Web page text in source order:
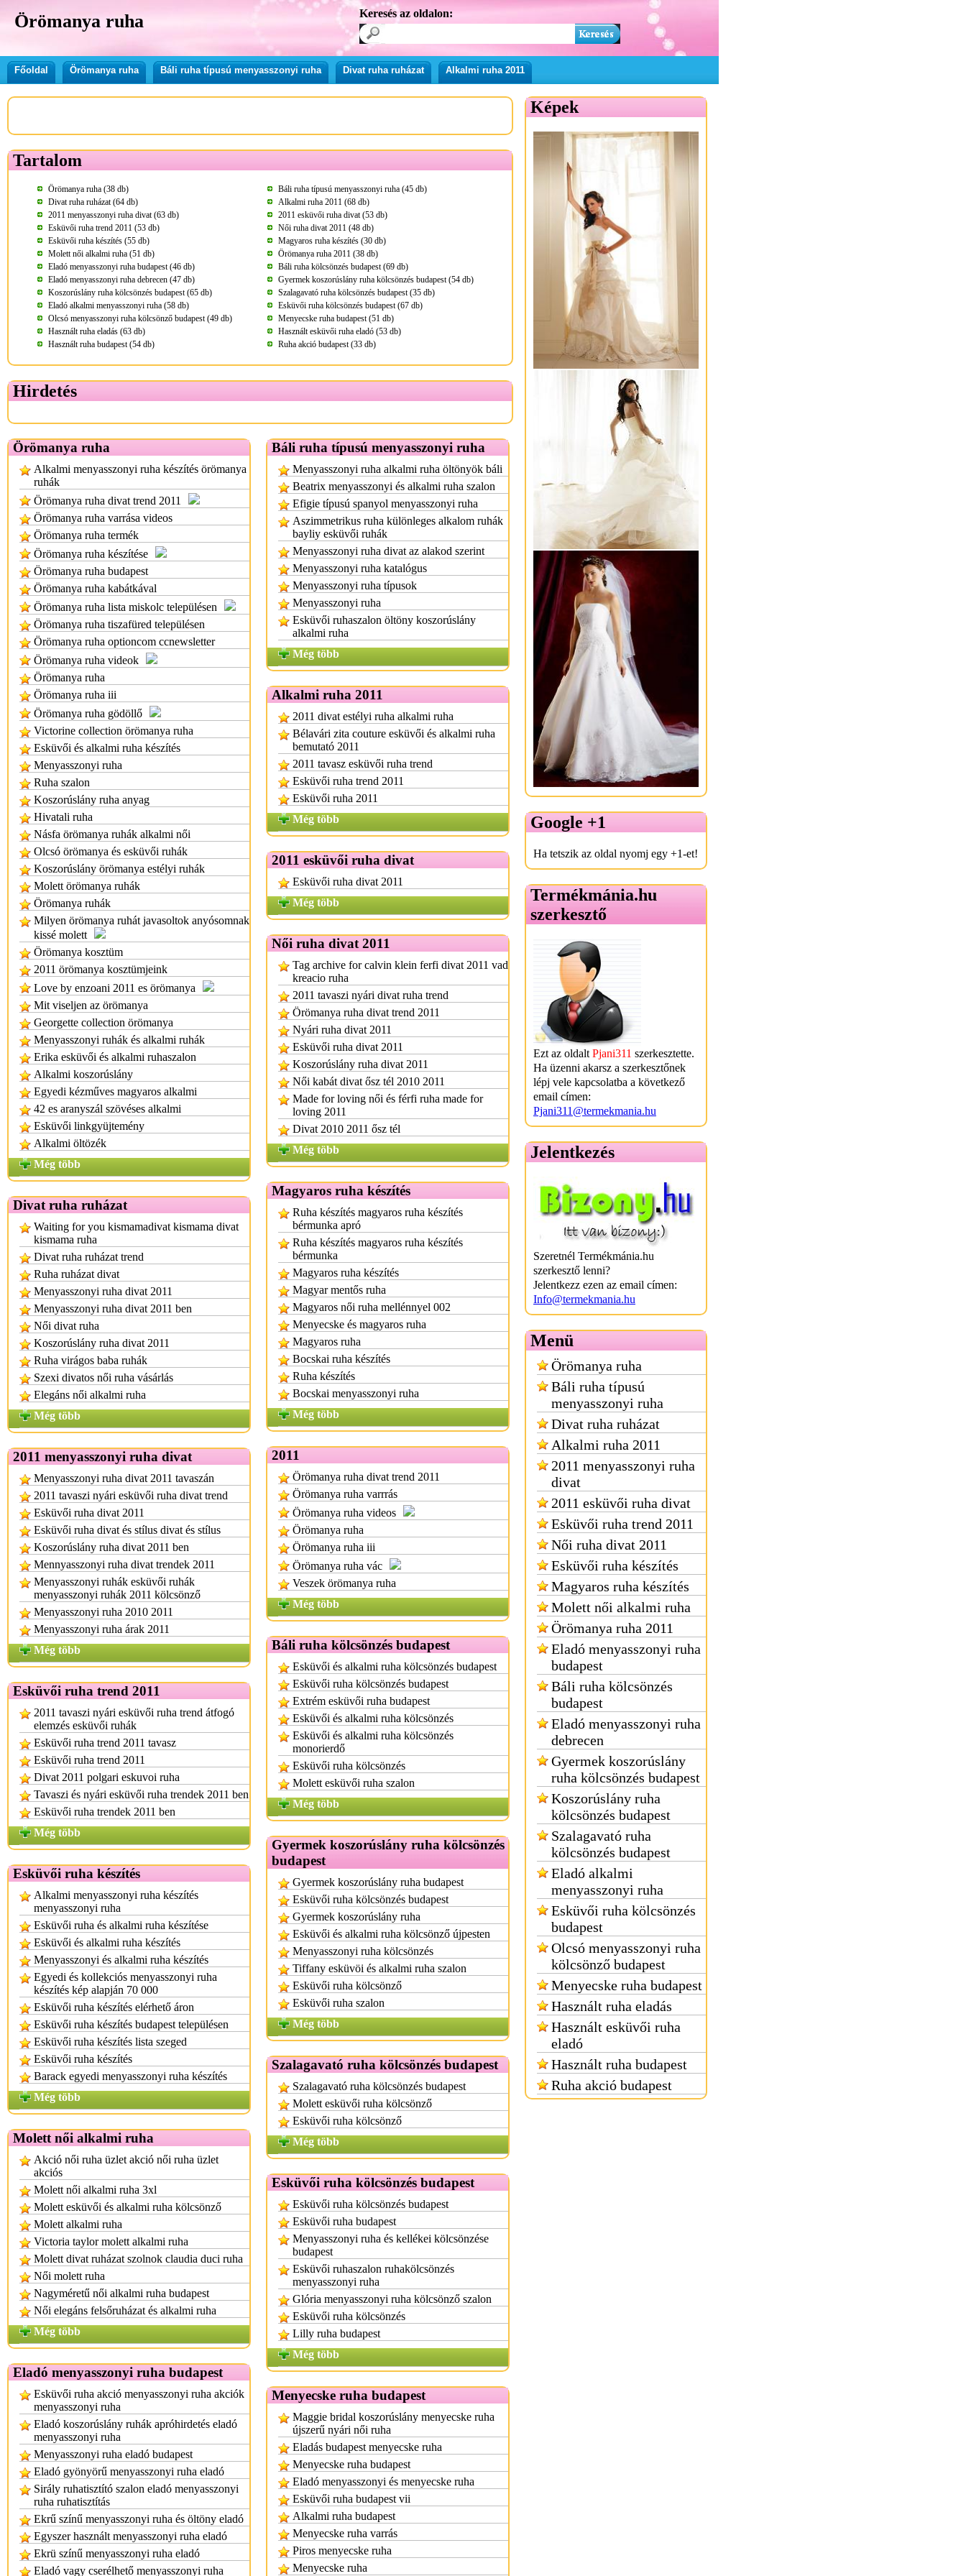
Örömanya ruha Keresés az oldalon:
Főoldal Örömanya ruha Báli ruha típusú menyasszonyi ruha Divat ruha ruházat Alkalmi ruha 2011
Tartalom
Örömanya ruha (38 db)
Báli ruha típusú menyasszonyi ruha (45 db)
Divat ruha ruházat (64 db)
Alkalmi ruha 2011 (68 db)
2011 menyasszonyi ruha divat (63 db)
2011 esküvői ruha divat (53 db)
Esküvői ruha trend 2011 (53 db)
Női ruha divat 2011 (48 db)
Esküvői ruha készítés (55 db)
Magyaros ruha készítés (30 db)
Molett női alkalmi ruha (51 db)
Örömanya ruha 2011 (38 db)
Eladó menyasszonyi ruha budapest (46 db)
Báli ruha kölcsönzés budapest (69 db)
Eladó menyasszonyi ruha debrecen (47 db)
Gyermek koszorúslány ruha kölcsönzés budapest (54 db)
Koszorúslány ruha kölcsönzés budapest (65 db)
Szalagavató ruha kölcsönzés budapest (35 db)
Eladó alkalmi menyasszonyi ruha (58 db)
Esküvői ruha kölcsönzés budapest (67 db)
Olcsó menyasszonyi ruha kölcsönző budapest (49 db)
Menyecske ruha budapest (51 db)
Használt ruha eladás (63 db)
Használt esküvői ruha eladó (53 db)
Használt ruha budapest (54 db)
Ruha akció budapest (33 db)
Hirdetés
Örömanya ruha
Alkalmi menyasszonyi ruha készítés örömanya
ruhák
Örömanya ruha divat trend 2011
Örömanya ruha varrása videos
Örömanya ruha termék
Örömanya ruha készítése
Örömanya ruha budapest
Örömanya ruha kabátkával
Örömanya ruha lista miskolc településen
Örömanya ruha tiszafüred településen
Örömanya ruha optioncom ccnewsletter
Örömanya ruha videok
Örömanya ruha
Örömanya ruha iii
Örömanya ruha gödöllő
Victorine collection örömanya ruha
Esküvői és alkalmi ruha készítés
Menyasszonyi ruha
Ruha szalon
Koszorúslány ruha anyag
Hivatali ruha
Násfa örömanya ruhák alkalmi női
Olcsó örömanya és esküvői ruhák
Koszorúslány örömanya estélyi ruhák
Molett örömanya ruhák
Örömanya ruhák
Milyen örömanya ruhát javasoltok anyósomnak
kissé molett
Örömanya kosztüm
2011 örömanya kosztümjeink
Love by enzoani 2011 es örömanya
Mit viseljen az örömanya
Georgette collection örömanya
Menyasszonyi ruhák és alkalmi ruhák
Erika esküvői és alkalmi ruhaszalon
Alkalmi koszorúslány
Egyedi kézműves magyaros alkalmi
42 es aranyszál szövéses alkalmi
Esküvői linkgyüjtemény
Alkalmi öltözék
Még több
Divat ruha ruházat
Waiting for you kismamadivat kismama divat
kismama ruha
Divat ruha ruházat trend
Ruha ruházat divat
Menyasszonyi ruha divat 2011
Menyasszonyi ruha divat 2011 ben
Női divat ruha
Koszorúslány ruha divat 2011
Ruha virágos baba ruhák
Szexi divatos női ruha vásárlás
Elegáns női alkalmi ruha
Még több
2011 menyasszonyi ruha divat
Menyasszonyi ruha divat 2011 tavaszán
2011 tavaszi nyári esküvői ruha divat trend
Esküvői ruha divat 2011
Esküvői ruha divat és stílus divat és stílus
Koszorúslány ruha divat 2011 ben
Mennyasszonyi ruha divat trendek 2011
Menyasszonyi ruhák esküvői ruhák
menyasszonyi ruhák 2011 kölcsönző
Menyasszonyi ruha 2010 2011
Menyasszonyi ruha árak 2011
Még több
Esküvői ruha trend 2011
2011 tavaszi nyári esküvői ruha trend átfogó
elemzés esküvői ruhák
Esküvői ruha trend 2011 tavasz
Esküvői ruha trend 2011
Divat 2011 polgari eskuvoi ruha
Tavaszi és nyári esküvői ruha trendek 2011 ben
Esküvői ruha trendek 2011 ben
Még több
Esküvői ruha készítés
Alkalmi menyasszonyi ruha készítés
menyasszonyi ruha
Esküvői ruha és alkalmi ruha készítése
Esküvői és alkalmi ruha készítés
Menyasszonyi és alkalmi ruha készítés
Egyedi és kollekciós menyasszonyi ruha
készítés kép alapján 70 000
Esküvői ruha készítés elérhető áron
Esküvői ruha készítés budapest településen
Esküvői ruha készítés lista szeged
Esküvői ruha készítés
Barack egyedi menyasszonyi ruha készítés
Még több
Molett női alkalmi ruha
Akció női ruha üzlet akció női ruha üzlet
akciós
Molett női alkalmi ruha 3xl
Molett esküvői és alkalmi ruha kölcsönző
Molett alkalmi ruha
Victoria taylor molett alkalmi ruha
Molett divat ruházat szolnok claudia duci ruha
Női molett ruha
Nagyméretű női alkalmi ruha budapest
Női elegáns felsőruházat és alkalmi ruha
Még több
Eladó menyasszonyi ruha budapest
Esküvői ruha akció menyasszonyi ruha akciók
menyasszonyi ruha
Eladó koszorúslány ruhák apróhirdetés eladó
menyasszonyi ruha
Menyasszonyi ruha eladó budapest
Eladó gyönyörű menyasszonyi ruha eladó
Sirály ruhatisztító szalon eladó menyasszonyi
ruha ruhatisztítás
Ekrű színű menyasszonyi ruha és öltöny eladó
Egyszer használt menyasszonyi ruha eladó
Ekrü színű menyasszonyi ruha eladó
Eladó vagy cserélhető menyasszonyi ruha
Báli ruha típusú menyasszonyi ruha
Menyasszonyi ruha alkalmi ruha öltönyök báli
Beatrix menyasszonyi és alkalmi ruha szalon
Efigie típusú spanyol menyasszonyi ruha
Aszimmetrikus ruha különleges alkalom ruhák
bayliy esküvői ruhák
Menyasszonyi ruha divat az alakod szerint
Menyasszonyi ruha katalógus
Menyasszonyi ruha típusok
Menyasszonyi ruha
Esküvői ruhaszalon öltöny koszorúslány
alkalmi ruha
Még több
Alkalmi ruha 2011
2011 divat estélyi ruha alkalmi ruha
Bélavári zita couture esküvői és alkalmi ruha
bemutató 2011
2011 tavasz esküvői ruha trend
Esküvői ruha trend 2011
Esküvői ruha 2011
Még több
2011 esküvői ruha divat
Esküvői ruha divat 2011
Még több
Női ruha divat 2011
Tag archive for calvin klein ferfi divat 2011 vad
kreacio ruha
2011 tavaszi nyári divat ruha trend
Örömanya ruha divat trend 2011
Nyári ruha divat 2011
Esküvői ruha divat 2011
Koszorúslány ruha divat 2011
Női kabát divat ősz tél 2010 2011
Made for loving női és férfi ruha made for
loving 2011
Divat 2010 2011 ősz tél
Még több
Magyaros ruha készítés
Ruha készítés magyaros ruha készítés
bérmunka apró
Ruha készítés magyaros ruha készítés
bérmunka
Magyaros ruha készítés
Magyar mentős ruha
Magyaros női ruha mellénnyel 002
Menyecske és magyaros ruha
Magyaros ruha
Bocskai ruha készítés
Ruha készítés
Bocskai menyasszonyi ruha
Még több
2011
Örömanya ruha divat trend 2011
Örömanya ruha varrrás
Örömanya ruha videos
Örömanya ruha
Örömanya ruha iii
Örömanya ruha vác
Veszek örömanya ruha
Még több
Báli ruha kölcsönzés budapest
Esküvői és alkalmi ruha kölcsönzés budapest
Esküvői ruha kölcsönzés budapest
Extrém esküvői ruha budapest
Esküvői és alkalmi ruha kölcsönzés
Esküvői és alkalmi ruha kölcsönzés
monorierdő
Esküvői ruha kölcsönzés
Molett esküvői ruha szalon
Még több
Gyermek koszorúslány ruha kölcsönzés
budapest
Gyermek koszorúslány ruha budapest
Esküvői ruha kölcsönzés budapest
Gyermek koszorúslány ruha
Esküvői és alkalmi ruha kölcsönző újpesten
Menyasszonyi ruha kölcsönzés
Tiffany esküvöi és alkalmi ruha szalon
Esküvői ruha kölcsönző
Esküvői ruha szalon
Még több
Szalagavató ruha kölcsönzés budapest
Szalagavató ruha kölcsönzés budapest
Molett esküvői ruha kölcsönző
Esküvői ruha kölcsönző
Még több
Esküvői ruha kölcsönzés budapest
Esküvői ruha kölcsönzés budapest
Esküvői ruha budapest
Menyasszonyi ruha és kellékei kölcsönzése
budapest
Esküvői ruhaszalon ruhakölcsönzés
menyasszonyi ruha
Glória menyasszonyi ruha kölcsönző szalon
Esküvői ruha kölcsönzés
Lilly ruha budapest
Még több
Menyecske ruha budapest
Maggie bridal koszorúslány menyecske ruha
újszerű nyári női ruha
Eladás budapest menyecske ruha
Menyecske ruha budapest
Eladó menyasszonyi és menyecske ruha
Esküvői ruha budapest vii
Alkalmi ruha budapest
Menyecske ruha varrás
Piros menyecske ruha
Menyecske ruha
Képek
Google +1
Ha tetszik az oldal nyomj egy +1-et!
Termékmánia.hu
szerkesztő
Ezt az oldalt Pjani311 szerkesztette.
Ha üzenni akarsz a szerkesztőnek
lépj vele kapcsolatba a következő
email címen:
Pjani311@termekmania.hu
Jelentkezés
Szeretnél Termékmánia.hu
szerkesztő lenni?
Jelentkezz ezen az email címen:
Info@termekmania.hu
Menü
Örömanya ruha
Báli ruha típusú
menyasszonyi ruha
Divat ruha ruházat
Alkalmi ruha 2011
2011 menyasszonyi ruha
divat
2011 esküvői ruha divat
Esküvői ruha trend 2011
Női ruha divat 2011
Esküvői ruha készítés
Magyaros ruha készítés
Molett női alkalmi ruha
Örömanya ruha 2011
Eladó menyasszonyi ruha
budapest
Báli ruha kölcsönzés
budapest
Eladó menyasszonyi ruha
debrecen
Gyermek koszorúslány
ruha kölcsönzés budapest
Koszorúslány ruha
kölcsönzés budapest
Szalagavató ruha
kölcsönzés budapest
Eladó alkalmi
menyasszonyi ruha
Esküvői ruha kölcsönzés
budapest
Olcsó menyasszonyi ruha
kölcsönző budapest
Menyecske ruha budapest
Használt ruha eladás
Használt esküvői ruha
eladó
Használt ruha budapest
Ruha akció budapest